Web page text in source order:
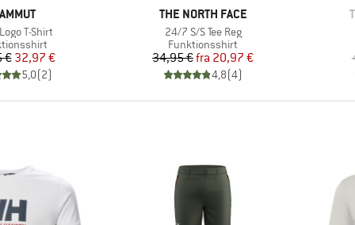
T-Shirt
Pris
€Nedsat pris
32,97 €
5,0(2)
MÆRKE
THE NORTH FACE
Artikel
24/7 S/S Tee Reg
Produktgruppe
Funktionsshirt
Pris
34,95 € Nedsat pris
fra 20,97 €
4,8(4)